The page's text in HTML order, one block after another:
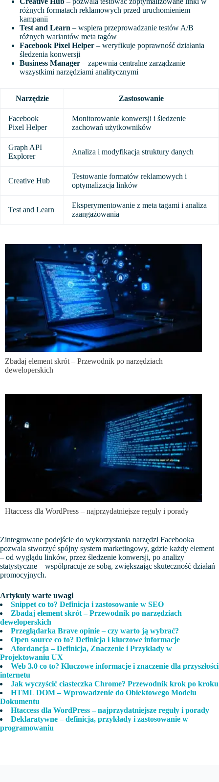
różnych formatach reklamowych przed uruchomieniem
kampanii
Test and Learn – wspiera przeprowadzanie testów A/B
różnych wariantów meta tagów
Facebook Pixel Helper – weryfikuje poprawność działania
śledzenia konwersji
Business Manager – zapewnia centralne zarządzanie
wszystkimi narzędziami analitycznymi
Narzędzie Zastosowanie
Facebook
Pixel Helper
Monitorowanie konwersji i śledzenie
zachowań użytkowników
Graph API
Explorer
Analiza i modyfikacja struktury danych
Creative Hub
Testowanie formatów reklamowych i
optymalizacja linków
Test and Learn
Eksperymentowanie z meta tagami i analiza
zaangażowania
Zbadaj element skrót – Przewodnik po narzędziach
deweloperskich
Htaccess dla WordPress – najprzydatniejsze reguły i porady
Zintegrowane podejście do wykorzystania narzędzi Facebooka
pozwala stworzyć spójny system marketingowy, gdzie każdy element
– od wyglądu linków, przez śledzenie konwersji, po analizy
statystyczne – współpracuje ze sobą, zwiększając skuteczność działań
promocyjnych.
Artykuły warte uwagi
Snippet co to? Definicja i zastosowanie w SEO
Zbadaj element skrót – Przewodnik po narzędziach
deweloperskich
Przeglądarka Brave opinie – czy warto ją wybrać?
Open source co to? Definicja i kluczowe informacje
Afordancja – Definicja, Znaczenie i Przykłady w
Projektowaniu UX
Web 3.0 co to? Kluczowe informacje i znaczenie dla przyszłości
internetu
Jak wyczyścić ciasteczka Chrome? Przewodnik krok po kroku
HTML DOM – Wprowadzenie do Obiektowego Modelu
Dokumentu
Htaccess dla WordPress – najprzydatniejsze reguły i porady
Deklaratywne – definicja, przykłady i zastosowanie w
programowaniu